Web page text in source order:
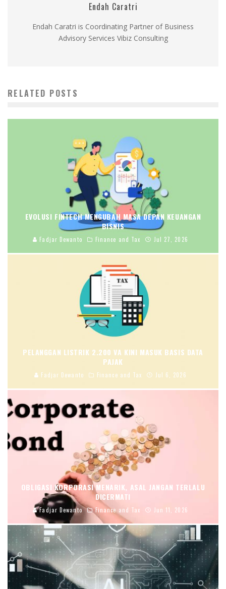
Endah Caratri
Endah Caratri is Coordinating Partner of Business
Advisory Services Vibiz Consulting
RELATED POSTS
EVOLUSI FINTECH MENGUBAH MASA DEPAN KEUANGAN
BISNIS
Fadjar Dewanto Finance and Tax Jul 27, 2026
PELANGGAN LISTRIK 2.200 VA KINI MASUK BASIS DATA
PAJAK
Fadjar Dewanto Finance and Tax Jul 6, 2026
OBLIGASI KORPORASI MENARIK, ASAL JANGAN TERLALU
DICERMATI
Fadjar Dewanto Finance and Tax Jun 11, 2026